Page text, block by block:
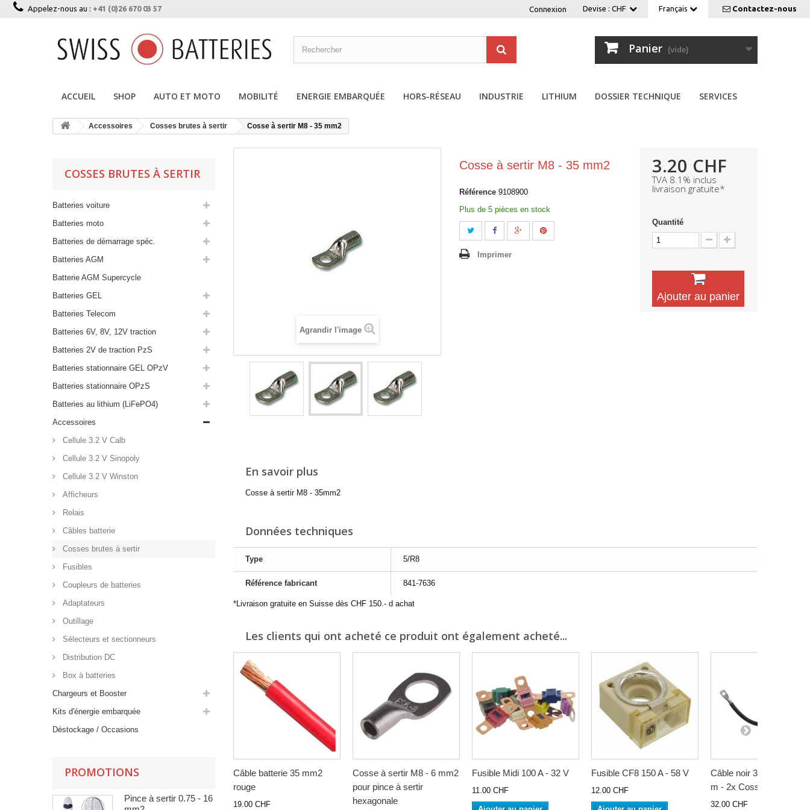
Contactez-nous
Appelez-nous au : +41 (0)26 670 03 57 Français
Devise : CHF
Connexion
Panier (vide)
ACCUEIL SHOP AUTO ET MOTO MOBILITÉ ENERGIE EMBARQUÉE HORS-RÉSEAU INDUSTRIE LITHIUM DOSSIER TECHNIQUE SERVICES
Accessoires Cosses brutes à sertir Cosse à sertir M8 - 35 mm2
COSSES BRUTES À SERTIR
Batteries voiture
Batteries moto
Batteries de démarrage spéc.
Batteries AGM
Batterie AGM Supercycle
Batteries GEL
Batteries Telecom
Batteries 6V, 8V, 12V traction
Batteries 2V de traction PzS
Batteries stationnaire GEL OPzV
Batteries stationnaire OPzS
Batteries au lithium (LiFePO4)
Accessoires
Cellule 3.2 V Calb
Cellule 3.2 V Sinopoly
Cellule 3.2 V Winston
Afficheurs
Relais
Câbles batterie
Cosses brutes à sertir
Fusibles
Coupleurs de batteries
Adaptateurs
Outillage
Sélecteurs et sectionneurs
Distribution DC
Box à batteries
Chargeurs et Booster
Kits d'énergie embarquée
Déstockage / Occasions
PROMOTIONS
Pince à sertir 0.75 - 16
Agrandir l'image
Cosse à sertir M8 - 35 mm2
Référence 9108900
Plus de 5 pièces en stock
Imprimer
3.20 CHF
TVA 8.1% inclus
livraison gratuite*
Quantité
Ajouter au panier
En savoir plus
Cosse à sertir M8 - 35mm2
Données techniques
Type 5/R8
Référence fabricant 841-7636
*Livraison gratuite en Suisse dès CHF 150.- d achat
Les clients qui ont acheté ce produit ont également acheté...
Câble batterie 35 mm2
rouge
19.00 CHF
Cosse à sertir M8 - 6 mm2
pour pince à sertir
hexagonale
Fusible Midi 100 A - 32 V
11.00 CHF
Fusible CF8 150 A - 58 V
12.00 CHF
Câble noir 35 mm2 - 0.25
m - 2x Cosse M10
32.00 CHF